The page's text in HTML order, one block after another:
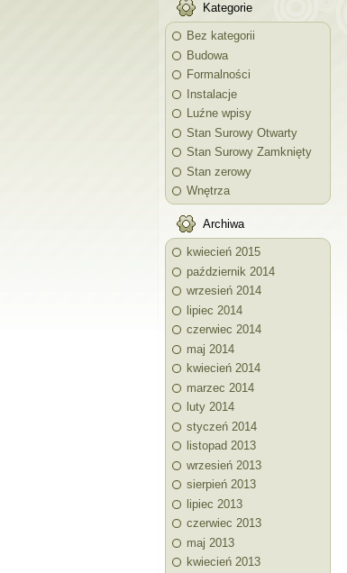
Kategorie
Bez kategorii
Budowa
Formalności
Instalacje
Luźne wpisy
Stan Surowy Otwarty
Stan Surowy Zamknięty
Stan zerowy
Wnętrza
Archiwa
kwiecień 2015
październik 2014
wrzesień 2014
lipiec 2014
czerwiec 2014
maj 2014
kwiecień 2014
marzec 2014
luty 2014
styczeń 2014
listopad 2013
wrzesień 2013
sierpień 2013
lipiec 2013
czerwiec 2013
maj 2013
kwiecień 2013